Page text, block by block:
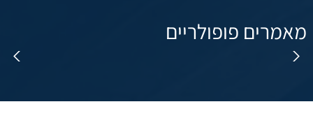
מאמרים פופולריים